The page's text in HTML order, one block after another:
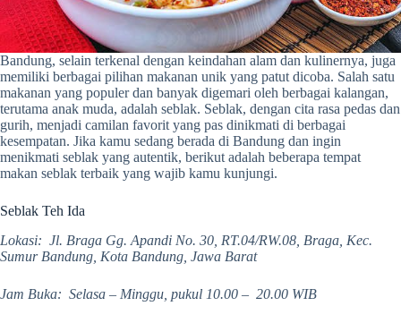
Bandung, selain terkenal dengan keindahan alam dan kulinernya, juga
memiliki berbagai pilihan makanan unik yang patut dicoba. Salah satu
makanan yang populer dan banyak digemari oleh berbagai kalangan,
terutama anak muda, adalah seblak. Seblak, dengan cita rasa pedas dan
gurih, menjadi camilan favorit yang pas dinikmati di berbagai
kesempatan. Jika kamu sedang berada di Bandung dan ingin
menikmati seblak yang autentik, berikut adalah beberapa tempat
makan seblak terbaik yang wajib kamu kunjungi.
Seblak Teh Ida
Lokasi: Jl. Braga Gg. Apandi No. 30, RT.04/RW.08, Braga, Kec.
Sumur Bandung, Kota Bandung, Jawa Barat
Jam Buka: Selasa – Minggu, pukul 10.00 – 20.00 WIB